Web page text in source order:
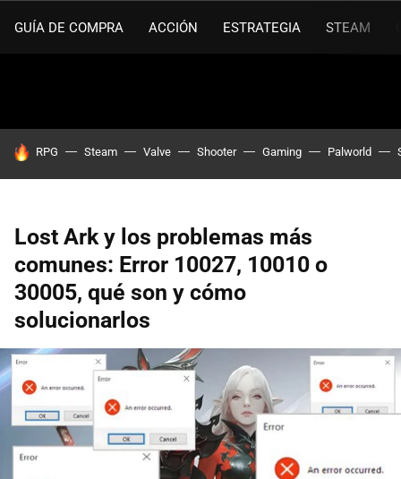
GUÍA DE COMPRA ACCIÓN ESTRATEGIA STEAM
HOY SE HABLA DE
RPG Steam Valve Shooter Gaming Palworld
Lost Ark y los problemas más
comunes: Error 10027, 10010 o
30005, qué son y cómo
solucionarlos